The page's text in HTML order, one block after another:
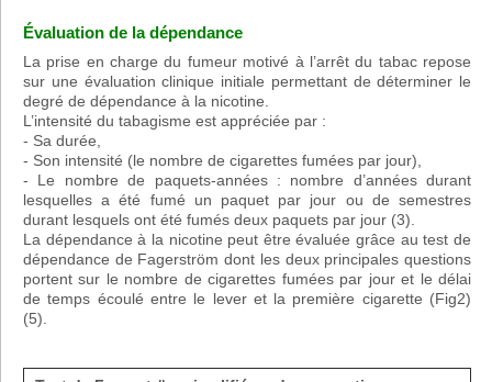
Évaluation de la dépendance
La prise en charge du fumeur motivé à l’arrêt du tabac repose
sur une évaluation clinique initiale permettant de déterminer le
degré de dépendance à la nicotine.
L’intensité du tabagisme est appréciée par :
- Sa durée,
- Son intensité (le nombre de cigarettes fumées par jour),
- Le nombre de paquets-années : nombre d’années durant
lesquelles a été fumé un paquet par jour ou de semestres
durant lesquels ont été fumés deux paquets par jour (3).
La dépendance à la nicotine peut être évaluée grâce au test de
dépendance de Fagerström dont les deux principales questions
portent sur le nombre de cigarettes fumées par jour et le délai
de temps écoulé entre le lever et la première cigarette (Fig2)
(5).